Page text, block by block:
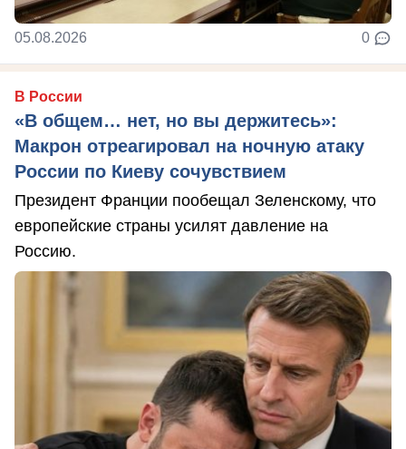
05.08.2026 0
В России
«В общем… нет, но вы держитесь»:
Макрон отреагировал на ночную атаку
России по Киеву сочувствием
Президент Франции пообещал Зеленскому, что
европейские страны усилят давление на
Россию.